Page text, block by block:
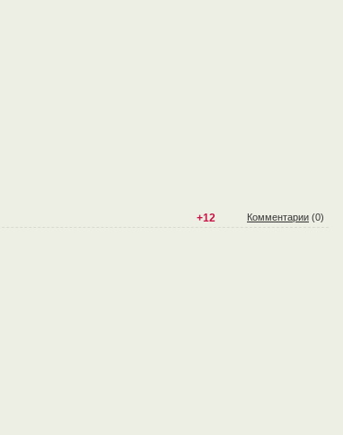
+12 Комментарии (0)